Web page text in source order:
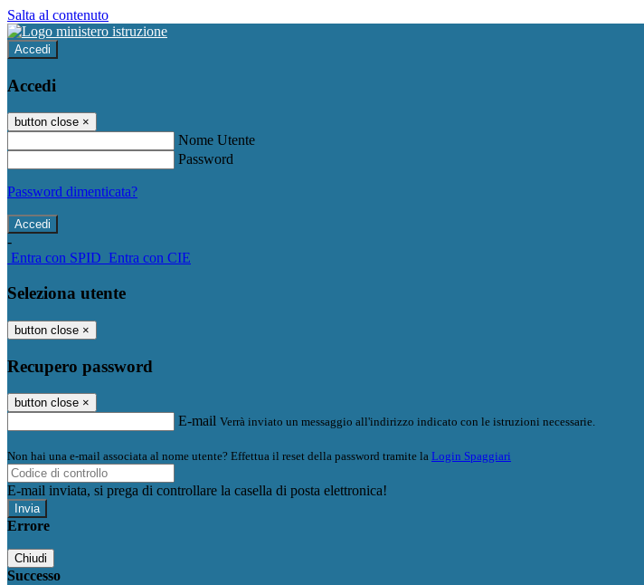
Salta al contenuto
Accedi
Accedi
button close ×
Nome Utente
Password
Password dimenticata?
-
Entra con SPID Entra con CIE
Seleziona utente
button close ×
Recupero password
button close ×
E-mail Verrà inviato un messaggio all'indirizzo indicato con le istruzioni necessarie.
Non hai una e-mail associata al nome utente? Effettua il reset della password tramite la Login Spaggiari
E-mail inviata, si prega di controllare la casella di posta elettronica!
Errore
Chiudi
Successo